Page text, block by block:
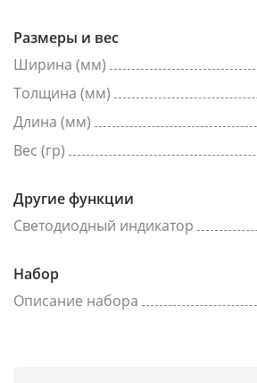
Размеры и вес
Ширина (мм)
Толщина (мм)
Длина (мм)
Вес (гр)
Другие функции
Светодиодный индикатор
Набор
Описание набора